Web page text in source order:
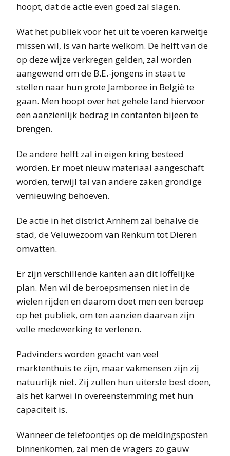
hoopt, dat de actie even goed zal slagen.
Wat het publiek voor het uit te voeren karweitje
missen wil, is van harte welkom. De helft van de
op deze wijze verkregen gelden, zal worden
aangewend om de B.E.-jongens in staat te
stellen naar hun grote Jamboree in België te
gaan. Men hoopt over het gehele land hiervoor
een aanzienlijk bedrag in contanten bijeen te
brengen.
De andere helft zal in eigen kring besteed
worden. Er moet nieuw materiaal aangeschaft
worden, terwijl tal van andere zaken grondige
vernieuwing behoeven.
De actie in het district Arnhem zal behalve de
stad, de Veluwezoom van Renkum tot Dieren
omvatten.
Er zijn verschillende kanten aan dit loffelijke
plan. Men wil de beroepsmensen niet in de
wielen rijden en daarom doet men een beroep
op het publiek, om ten aanzien daarvan zijn
volle medewerking te verlenen.
Padvinders worden geacht van veel
marktenthuis te zijn, maar vakmensen zijn zij
natuurlijk niet. Zij zullen hun uiterste best doen,
als het karwei in overeenstemming met hun
capaciteit is.
Wanneer de telefoontjes op de meldingsposten
binnenkomen, zal men de vragers zo gauw